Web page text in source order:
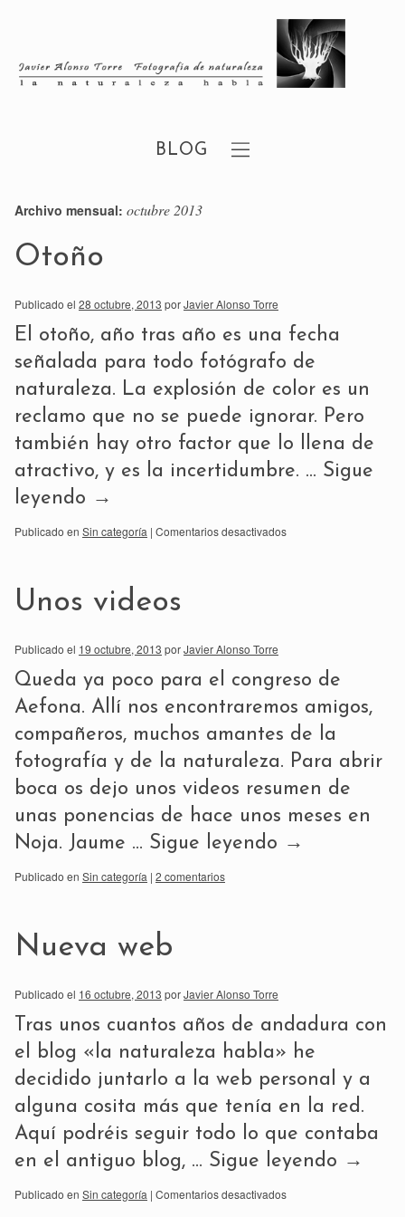
BLOG
Archivo mensual: octubre 2013
Otoño
Publicado el 28 octubre, 2013 porJavier Alonso Torre
El otoño, año tras año es una fecha
señalada para todo fotógrafo de
naturaleza. La explosión de color es un
reclamo que no se puede ignorar. Pero
también hay otro factor que lo llena de
atractivo, y es la incertidumbre. … Sigue
leyendo →
Publicado en Sin categoría | Comentarios desactivados
Unos videos
Publicado el 19 octubre, 2013 porJavier Alonso Torre
Queda ya poco para el congreso de
Aefona. Allí nos encontraremos amigos,
compañeros, muchos amantes de la
fotografía y de la naturaleza. Para abrir
boca os dejo unos videos resumen de
unas ponencias de hace unos meses en
Noja. Jaume … Sigue leyendo →
Publicado en Sin categoría | 2 comentarios
Nueva web
Publicado el 16 octubre, 2013 porJavier Alonso Torre
Tras unos cuantos años de andadura con
el blog «la naturaleza habla» he
decidido juntarlo a la web personal y a
alguna cosita más que tenía en la red.
Aquí podréis seguir todo lo que contaba
en el antiguo blog, … Sigue leyendo →
Publicado en Sin categoría | Comentarios desactivados